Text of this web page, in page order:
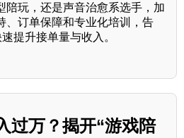
陪玩，还是声音治愈系选手，加
、订单保障和专业化培训，告
提升接单量与收入。
过万？揭开“游戏陪